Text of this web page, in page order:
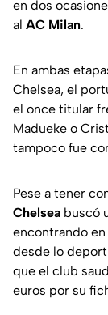
en dos
al AC Milan.
En ambas
Chelsea, el
el once titular
Madueke o
tampoco fue
Pese a tener
Chelsea buscó
encontrando en
desde lo
que el club
euros por su